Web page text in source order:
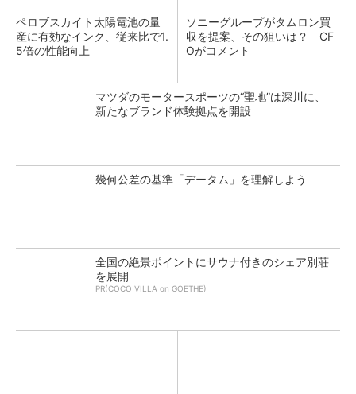
ペロブスカイト太陽電池の量
産に有効なインク、従来比で1.
5倍の性能向上
ソニーグループがタムロン買
収を提案、その狙いは？ CF
Oがコメント
マツダのモータースポーツの“聖地”は深川に、
新たなブランド体験拠点を開設
幾何公差の基準「データム」を理解しよう
全国の絶景ポイントにサウナ付きのシェア別荘
を展開
PR(COCO VILLA on GOETHE)